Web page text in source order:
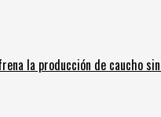
la producción de caucho